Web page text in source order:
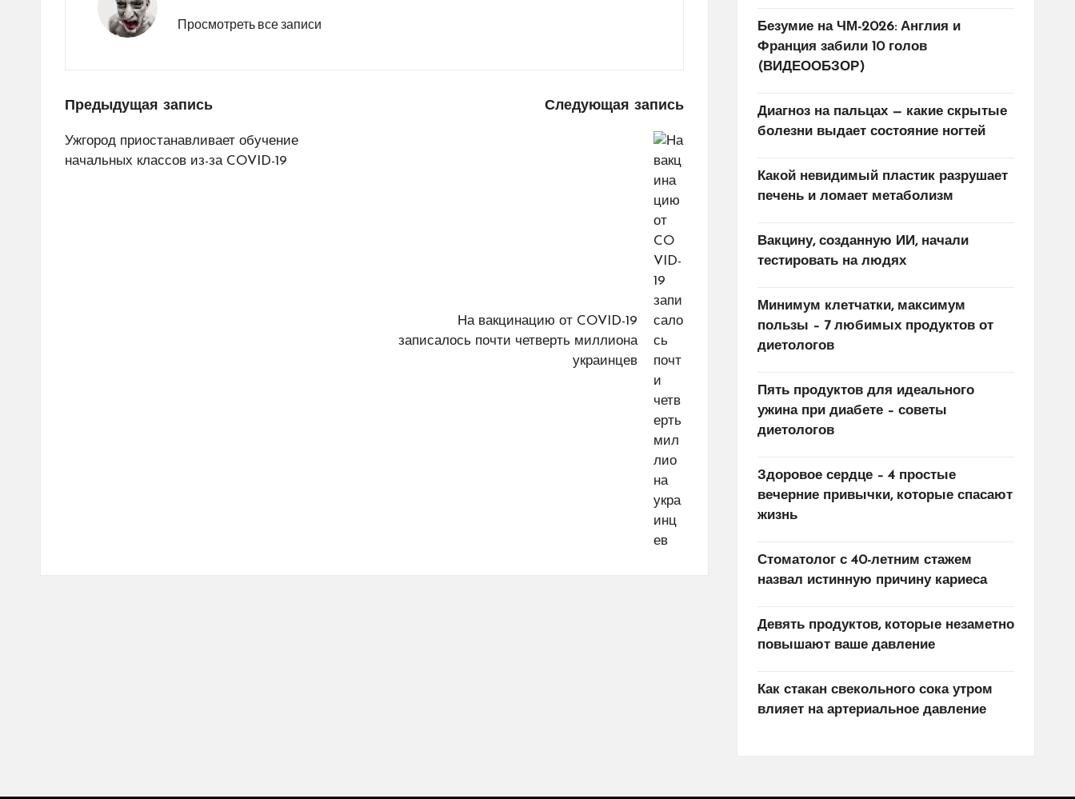
Просмотреть все записи
Навигация
по
Предыдущая запись
Ужгород приостанавливает обучение
начальных классов из-за COVID-19
Следующая запись
На вакцинацию от COVID-19
записалось почти четверть миллиона
украинцев
Безумие на ЧМ-2026: Англия и
Франция забили 10 голов
(ВИДЕООБЗОР)
Диагноз на пальцах — какие скрытые
болезни выдает состояние ногтей
Какой невидимый пластик разрушает
печень и ломает метаболизм
Вакцину, созданную ИИ, начали
тестировать на людях
Минимум клетчатки, максимум
пользы – 7 любимых продуктов от
диетологов
Пять продуктов для идеального
ужина при диабете – советы
диетологов
Здоровое сердце – 4 простые
вечерние привычки, которые спасают
жизнь
Стоматолог с 40-летним стажем
назвал истинную причину кариеса
Девять продуктов, которые незаметно
повышают ваше давление
Как стакан свекольного сока утром
влияет на артериальное давление